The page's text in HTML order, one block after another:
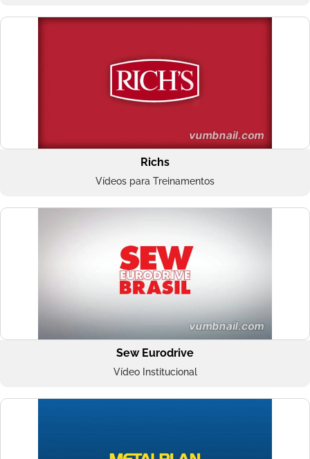
Richs
Vídeos para Treinamentos
Sew Eurodrive
Vídeo Institucional